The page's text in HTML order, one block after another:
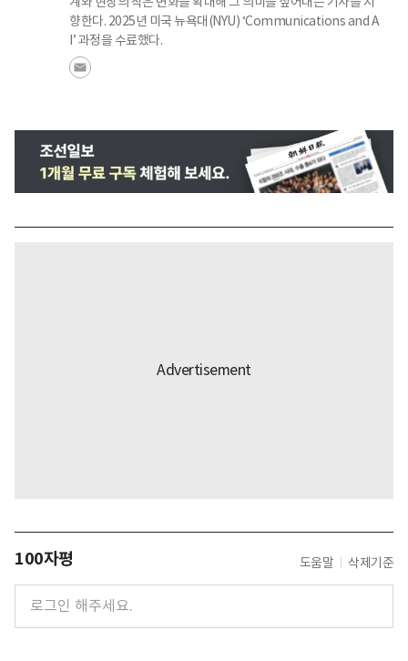
향한다. 2025년 미국 뉴욕대(NYU) ‘Communications and A
I’ 과정을 수료했다.
100자평 도움말 삭제기준